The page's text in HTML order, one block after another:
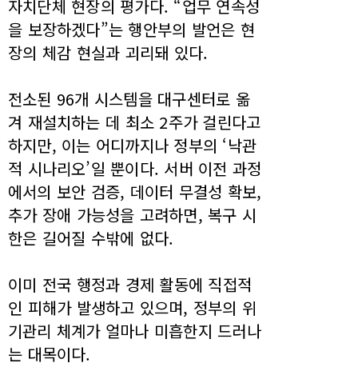
자치단체 현장의 평가다. “업무 연속성
을 보장하겠다”는 행안부의 발언은 현
장의 체감 현실과 괴리돼 있다.
전소된 96개 시스템을 대구센터로 옮
겨 재설치하는 데 최소 2주가 걸린다고
하지만, 이는 어디까지나 정부의 ‘낙관
적 시나리오’일 뿐이다. 서버 이전 과정
에서의 보안 검증, 데이터 무결성 확보,
추가 장애 가능성을 고려하면, 복구 시
한은 길어질 수밖에 없다.
이미 전국 행정과 경제 활동에 직접적
인 피해가 발생하고 있으며, 정부의 위
기관리 체계가 얼마나 미흡한지 드러나
는 대목이다.